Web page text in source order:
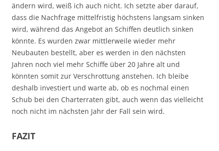
ändern wird, weiß ich auch nicht. Ich setzte aber darauf,
dass die Nachfrage mittelfristig höchstens langsam sinken
wird, während das Angebot an Schiffen deutlich sinken
könnte. Es wurden zwar mittlerweile wieder mehr
Neubauten bestellt, aber es werden in den nächsten
Jahren noch viel mehr Schiffe über 20 Jahre alt und
könnten somit zur Verschrottung anstehen. Ich bleibe
deshalb investiert und warte ab, ob es nochmal einen
Schub bei den Charterraten gibt, auch wenn das vielleicht
noch nicht im nächsten Jahr der Fall sein wird.
FAZIT